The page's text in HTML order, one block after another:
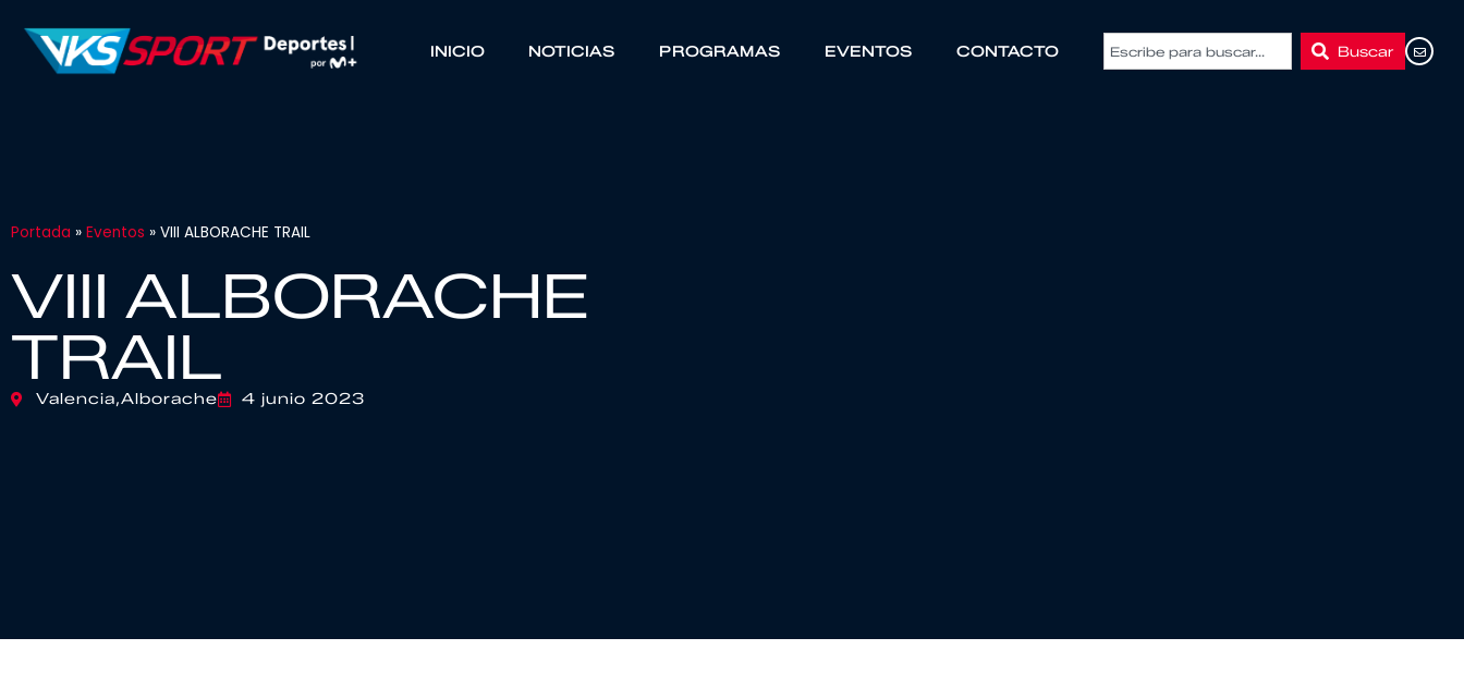
INICIO NOTICIAS PROGRAMAS EVENTOS CONTACTO Buscar
Portada » Eventos » VIII ALBORACHE TRAIL
VIII ALBORACHE
TRAIL
Valencia,Alborache 4 junio 2023